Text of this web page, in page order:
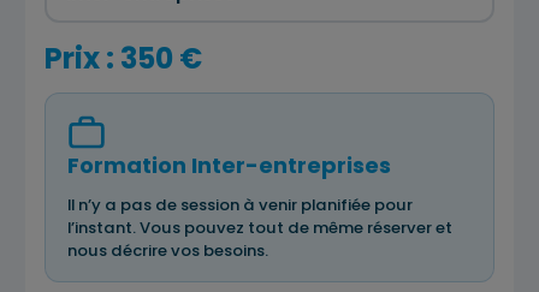
Prix : 350 €
Formation Inter-entreprises
Il n’y a pas de session à venir planifiée pour
l’instant. Vous pouvez tout de même réserver et
nous décrire vos besoins.